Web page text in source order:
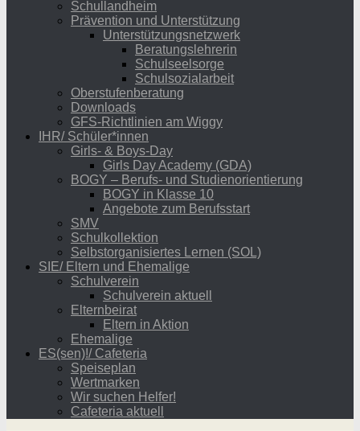
Schullandheim
Prävention und Unterstützung
Unterstützungsnetzwerk
Beratungslehrerin
Schulseelsorge
Schulsozialarbeit
Oberstufenberatung
Downloads
GFS-Richtlinien am Wiggy
IHR/ Schüler*innen
Girls- & Boys-Day
Girls Day Academy (GDA)
BOGY – Berufs- und Studienorientierung
BOGY in Klasse 10
Angebote zum Berufsstart
SMV
Schulkollektion
Selbstorganisiertes Lernen (SOL)
SIE/ Eltern und Ehemalige
Schulverein
Schulverein aktuell
Elternbeirat
Eltern in Aktion
Ehemalige
ES(sen)!/ Cafeteria
Speiseplan
Wertmarken
Wir suchen Helfer!
Cafeteria aktuell